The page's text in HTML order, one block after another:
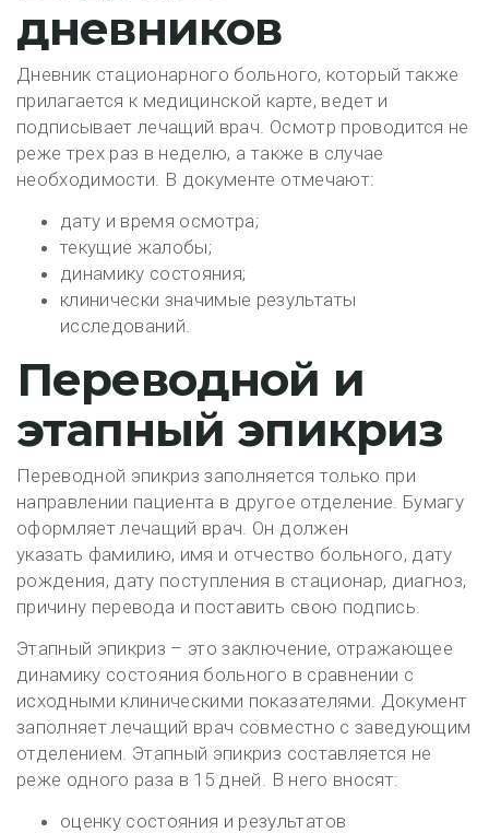
дневников
Дневник стационарного больного, который также
прилагается к медицинской карте, ведет и
подписывает лечащий врач. Осмотр проводится не
реже трех раз в неделю, а также в случае
необходимости. В документе отмечают:
дату и время осмотра;
текущие жалобы;
динамику состояния;
клинически значимые результаты
исследований.
Переводной и
этапный эпикриз
Переводной эпикриз заполняется только при
направлении пациента в другое отделение. Бумагу
оформляет лечащий врач. Он должен
указать фамилию, имя и отчество больного, дату
рождения, дату поступления в стационар, диагноз,
причину перевода и поставить свою подпись.
Этапный эпикриз – это заключение, отражающее
динамику состояния больного в сравнении с
исходными клиническими показателями. Документ
заполняет лечащий врач совместно с заведующим
отделением. Этапный эпикриз составляется не
реже одного раза в 15 дней. В него вносят:
оценку состояния и результатов